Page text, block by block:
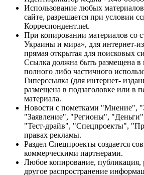
Использование любых
сайте, разрешается при условии
Корреспондент.net.
При копировании материалов со
Украины и мира», для интернет-
прямая открытая для поисковых
Ссылка должна быть размещена в
полного либо частичного
Гиперссылка (для интернет-
размещена в подзаголовке или в
материала.
Новости с пометками "Мнение",
"Заявление", "Регионы",
"Тест-драйв", "Спецпроекты",
правах рекламы.
Раздел Спецпроекты создается
коммерческими партнерами.
Любое копирование, публикация,
другое распространение